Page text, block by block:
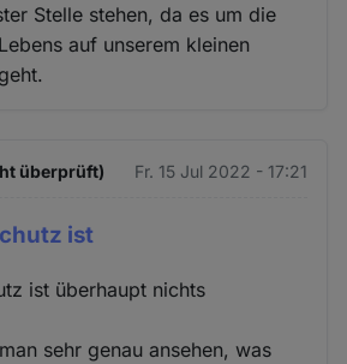
Stelle stehen, da es um die
auf unserem kleinen
überprüft) Fr. 15 Jul 2022 - 17:21
ist
ist überhaupt nichts
sehr genau ansehen, was